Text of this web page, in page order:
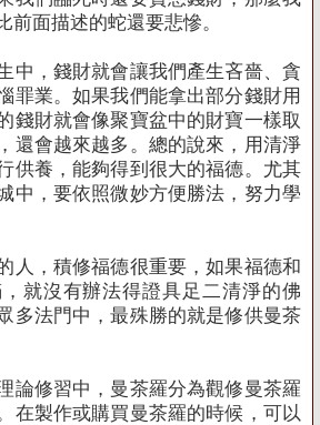
前面描述的蛇還要悲慘。
，錢財就會讓我們產生吝嗇、貪
罪業。如果我們能拿出部分錢財用
錢財就會像聚寶盆中的財寶一樣取
還會越來越多。總的說來，用清淨
供養，能夠得到很大的福德。尤其
中，要依照微妙方便勝法，努力學
，積修福德很重要，如果福德和
就沒有辦法得證具足二清淨的佛
多法門中，最殊勝的就是修供曼茶
修習中，曼茶羅分為觀修曼茶羅
在製作或購買曼茶羅的時候，可以